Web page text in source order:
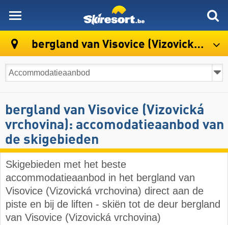
bergland van Visovice (Vizovická vrchovina)
bergland van Visovice (Vizovická
vrchovina): accomodatieaanbod van
de skigebieden
Skigebieden met het beste
accommodatieaanbod in het bergland van
Visovice (Vizovická vrchovina) direct aan de
piste en bij de liften - skiën tot de deur bergland
van Visovice (Vizovická vrchovina)